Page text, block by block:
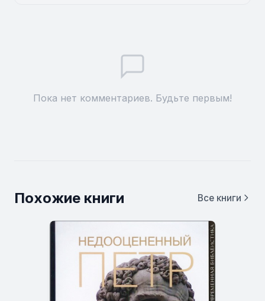
Пока нет комментариев. Будьте первым!
Похожие книги Все книги